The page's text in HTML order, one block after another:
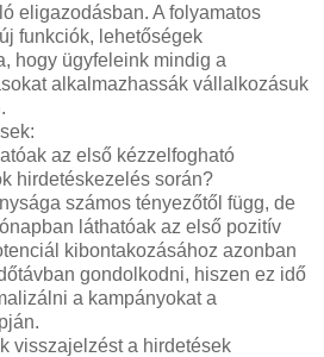
eligazodásban. A folyamatos
funkciók, lehetőségek
hogy ügyfeleink mindig a
alkalmazhassák vállalkozásuk
az első kézzelfogható
hirdetéskezelés során?
számos tényezőtől függ, de
láthatóak az első pozitív
kibontakozásához azonban
gondolkodni, hiszen ez idő
a kampányokat a
visszajelzést a hirdetések